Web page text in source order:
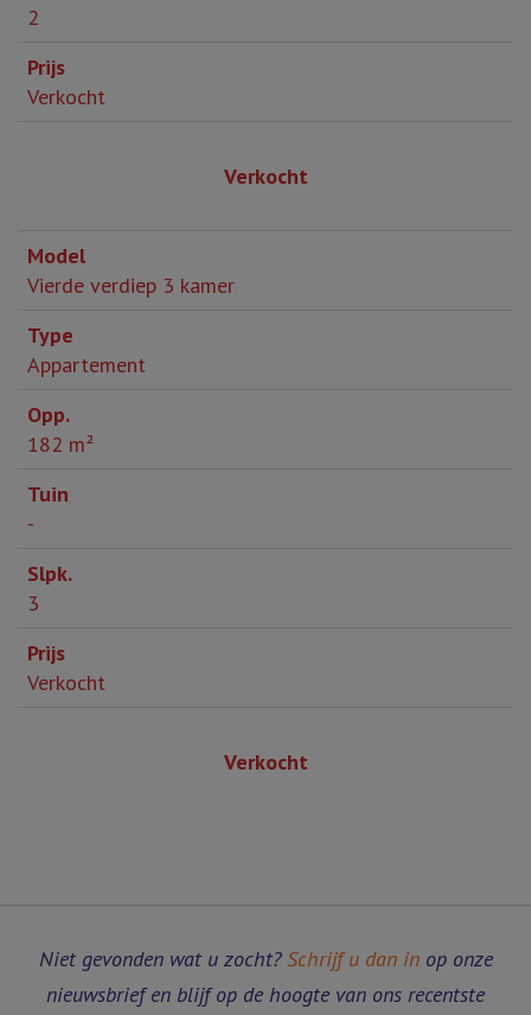
2
Verkocht
Verkocht
Vierde verdiep 3 kamer
Appartement
182 m²
-
3
Verkocht
Verkocht
Niet gevonden wat u zocht?Schrijf u dan inop onze
nieuwsbrief en blijf op de hoogte van ons recentste